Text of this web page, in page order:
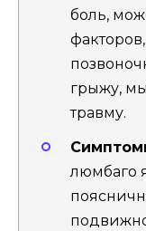
боль,
грыжу,
травму.
люмбаго